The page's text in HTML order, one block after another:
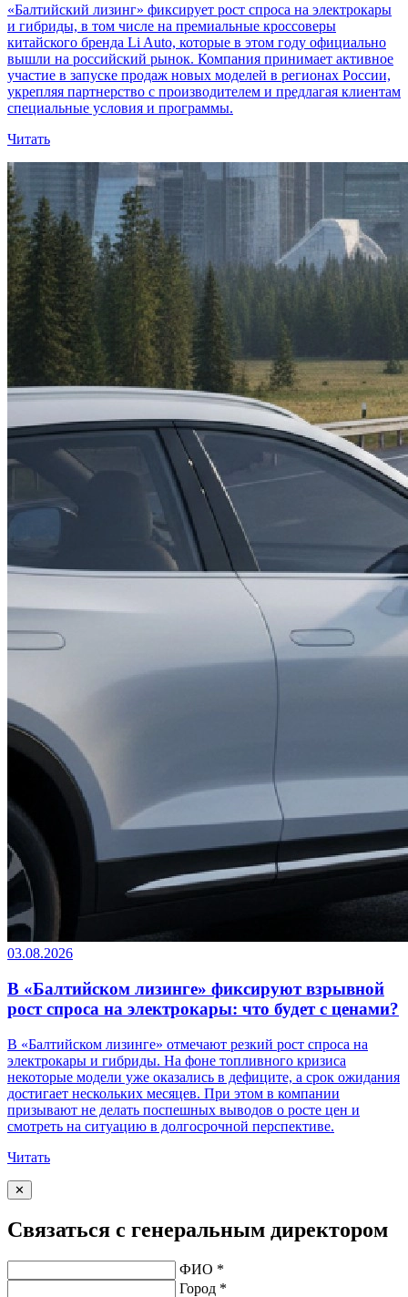
«Балтийский лизинг» фиксирует рост спроса на электрокары
и гибриды, в том числе на премиальные кроссоверы
китайского бренда Li Auto, которые в этом году официально
вышли на российский рынок. Компания принимает активное
участие в запуске продаж новых моделей в регионах России,
укрепляя партнерство с производителем и предлагая клиентам
специальные условия и программы.
Читать
03.08.2026
В «Балтийском лизинге» фиксируют взрывной
рост спроса на электрокары: что будет с ценами?
В «Балтийском лизинге» отмечают резкий рост спроса на
электрокары и гибриды. На фоне топливного кризиса
некоторые модели уже оказались в дефиците, а срок ожидания
достигает нескольких месяцев. При этом в компании
призывают не делать поспешных выводов о росте цен и
смотреть на ситуацию в долгосрочной перспективе.
Читать
✕
Связаться с генеральным директором
ФИО *
Город *